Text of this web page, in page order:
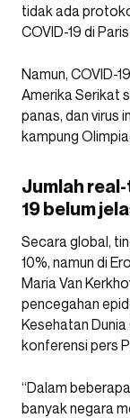
tidak ada
COVID-19 di
Namun, COVID-
Amerika Serikat
panas, dan virus
kampung
Jumlah
19 belum
Secara global,
10%, namun di
Maria Van
pencegahan
Kesehatan
konferensi pers
“Dalam
banyak negara